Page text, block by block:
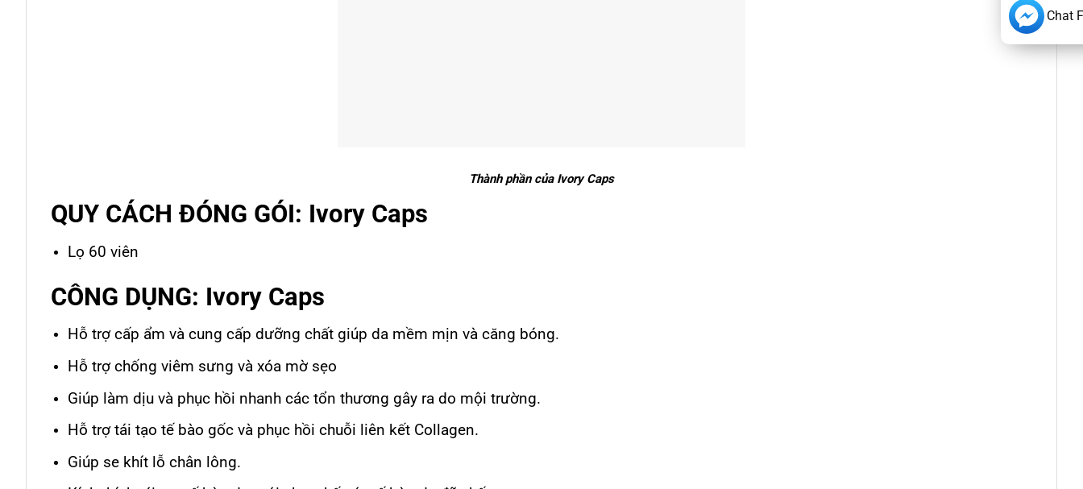
Thành phần của Ivory Caps
QUY CÁCH ĐÓNG GÓI: Ivory Caps
Lọ 60 viên
CÔNG DỤNG: Ivory Caps
Hỗ trợ cấp ẩm và cung cấp dưỡng chất giúp da mềm mịn và căng bóng.
Hỗ trợ chống viêm sưng và xóa mờ sẹo
Giúp làm dịu và phục hồi nhanh các tổn thương gây ra do mội trường.
Hỗ trợ tái tạo tế bào gốc và phục hồi chuỗi liên kết Collagen.
Giúp se khít lỗ chân lông.
Chat